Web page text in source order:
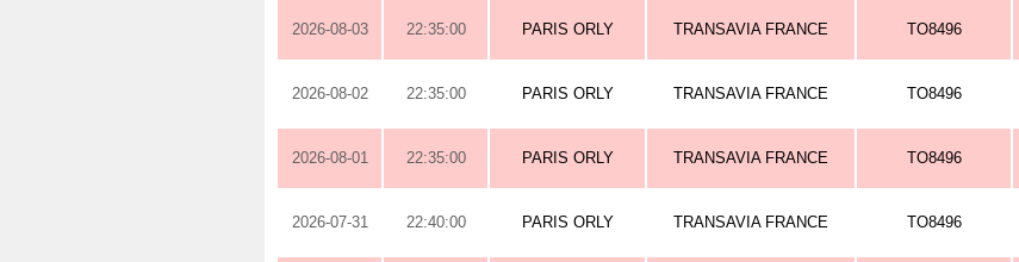
2026-08-03 22:35:00 PARIS ORLY TRANSAVIA FRANCE TO8496
2026-08-02 22:35:00 PARIS ORLY TRANSAVIA FRANCE TO8496
2026-08-01 22:35:00 PARIS ORLY TRANSAVIA FRANCE TO8496
2026-07-31 22:40:00 PARIS ORLY TRANSAVIA FRANCE TO8496